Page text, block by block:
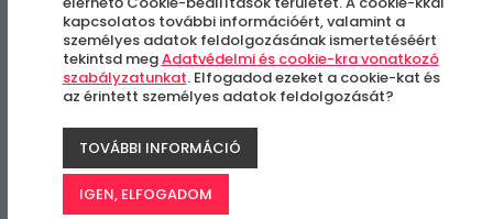
Budapest
-27%
kapcsolatos további információért, valamint a
személyes adatok feldolgozásának ismertetéséért
tekintsd megAdatvédelmi és cookie-kra vonatkozó
szabályzatunkat. Elfogadod ezeket a cookie-kat és
az érintett személyes adatok feldolgozását?
TOVÁBBI INFORMÁCIÓ
IGEN, ELFOGADOM